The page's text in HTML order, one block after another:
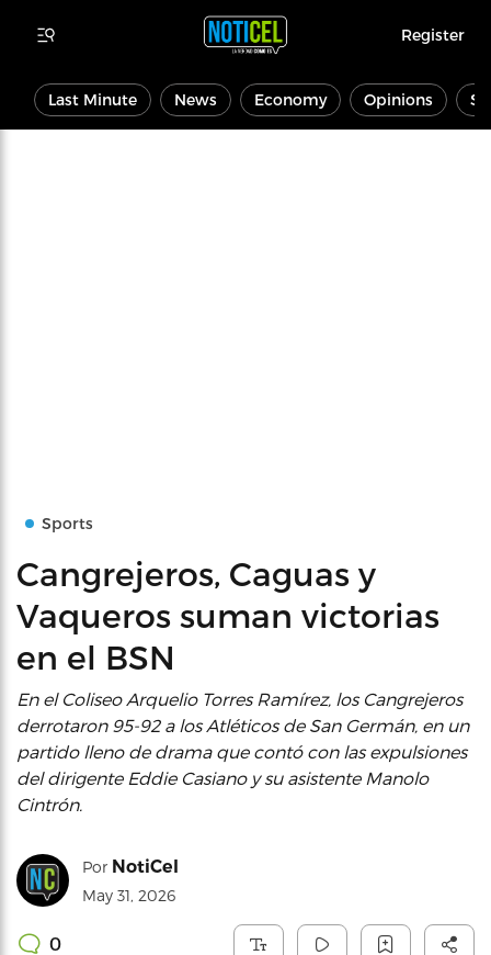
Register
Last Minute News Economy Opinions
Sports
Cangrejeros, Caguas y
Vaqueros suman victorias
en el BSN
En el Coliseo Arquelio Torres Ramírez, los Cangrejeros
derrotaron 95-92 a los Atléticos de San Germán, en un
partido lleno de drama que contó con las expulsiones
del dirigente Eddie Casiano y su asistente Manolo
Cintrón.
Por NotiCel
May 31, 2026
0